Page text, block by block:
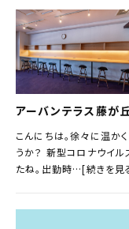
アーバンテラス藤が
こんにちは。徐々に温か
うか？ 新型コロナウイ
たね。出勤時…[続きを見